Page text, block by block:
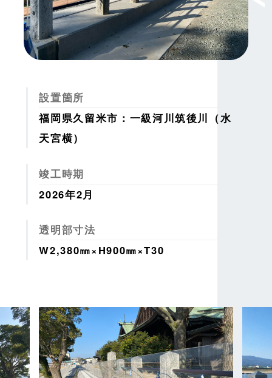
設置箇所
福岡県久留米市：一級河川筑後川（水
天宮横）
竣工時期
2026年2月
透明部寸法
W2,380㎜×H900㎜×T30